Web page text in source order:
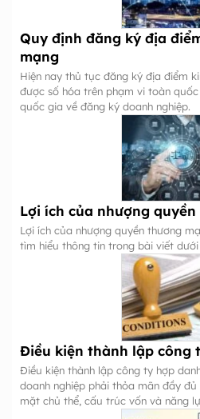
Quy định đăng ký địa
mạng
Hiện nay thủ tục đăng ký địa điểm
được số hóa trên phạm vi toàn
quốc gia về đăng ký doanh nghiệp.
Lợi ích của nhượng
Lợi ích của nhượng quyền thương
tìm hiểu thông tin trong bài viết dưới
Điều kiện thành lập công
Điều kiện thành lập công ty hợp
doanh nghiệp phải thỏa mãn đầy
mặt chủ thể, cấu trúc vốn và năng